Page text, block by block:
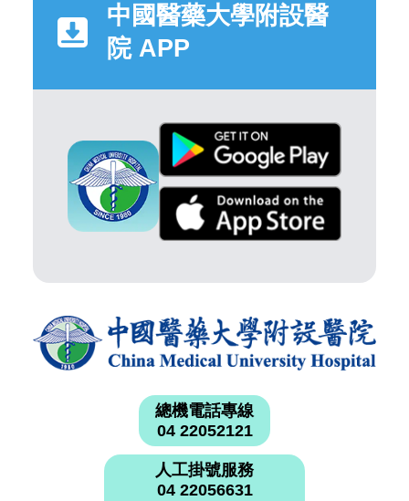
中國醫藥大學附設醫
院 APP
總機電話專線
04 22052121
人工掛號服務
04 22056631